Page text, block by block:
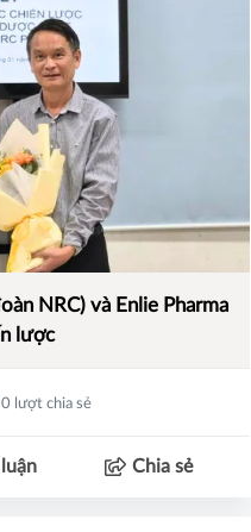
NRC) và Enlie Pharma
lược
0 lượt chia sẻ
Chia sẻ